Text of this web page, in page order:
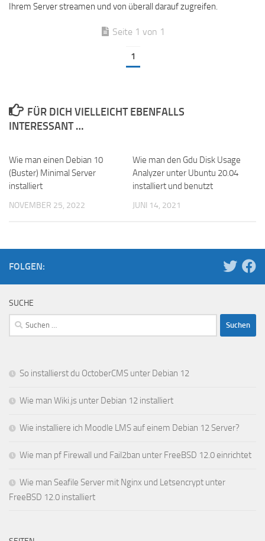
Ihrem Server streamen und von überall darauf zugreifen.
Seite 1 von 1
1
FÜR DICH VIELLEICHT EBENFALLS
INTERESSANT …
Wie man einen Debian 10
(Buster) Minimal Server
installiert
NOVEMBER 25, 2022
Wie man den Gdu Disk Usage
Analyzer unter Ubuntu 20.04
installiert und benutzt
JUNI 14, 2021
FOLGEN:
SUCHE
Suchen
nach:
So installierst du OctoberCMS unter Debian 12
Wie man Wiki.js unter Debian 12 installiert
Wie installiere ich Moodle LMS auf einem Debian 12 Server?
Wie man pf Firewall und Fail2ban unter FreeBSD 12.0 einrichtet
Wie man Seafile Server mit Nginx und Letsencrypt unter
FreeBSD 12.0 installiert